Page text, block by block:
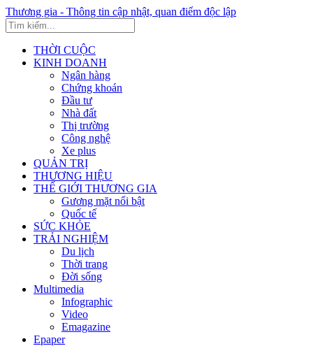
Thương gia - Thông tin cập nhật, quan điểm độc lập
THỜI CUỘC
KINH DOANH
Ngân hàng
Chứng khoán
Đầu tư
Nhà đất
Thị trường
Công nghệ
Xe plus
QUẢN TRỊ
THƯƠNG HIỆU
THẾ GIỚI THƯƠNG GIA
Gương mặt nổi bật
Quốc tế
SỨC KHỎE
TRẢI NGHIỆM
Du lịch
Thời trang
Đời sống
Multimedia
Infographic
Video
Emagazine
Epaper